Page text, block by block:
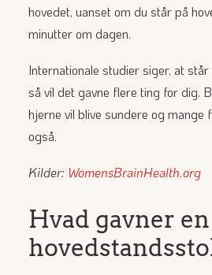
hovedet, uanset om du står på
minutter om dagen.
Internationale studier siger, at
så vil det gavne flere ting for dig.
hjerne vil blive sundere og
også.
Kilder: WomensBrainHealth.org
Hvad gavner en